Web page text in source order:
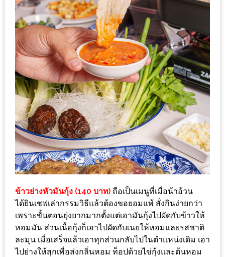
จัด
เต็ม
กับ
แผนที่
ร้าน
หมู
กระทะ
ทั่ว
เชียงใหม่
งบ
ไม่
บาน
อิ่ม
ชิ
ลล์
ไม่
เกิน
ข้าวย่างหัวมันกุ้ง (140 บาท) ถือเป็นเมนูที่เมื่อน้าอ้วน
ได้ยินเชฟเล่ากรรมวิธีแล้วต้องขอยอมแพ้ สั่งกินง่ายกว่า
เพราะขั้นตอนยุ่งยากมากตั้งแต่เอามันกุ้งไปผัดกับข้าวให้
หอมมัน ส่วนเนื้อกุ้งก็เอาไปผัดกับเนยให้หอมและรสชาติ
ละมุน เมื่อเสร็จแล้วเอาทุกส่วนกลับไปในตำแหน่งเดิม เอา
ไปย่างให้สุกเพื่อส่งกลิ่นหอม ท็อปด้วยไข่กุ้งและต้นหอม